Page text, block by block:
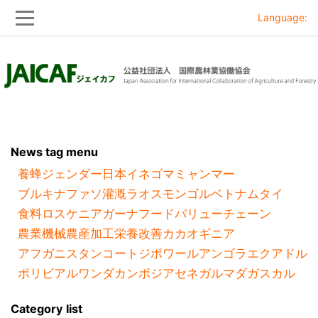
to
to
Language:
News tag menu
養蜂ジェンダー 日本イネゴマ ミャンマー
ブルキナファソ灌漑ラオスモンゴルベトナムタイ
食料ロスケニアガーナフードバリューチェーン
農業機械農産加工栄養改善カカオギニア
アフガニスタンコートジボワールアンゴラ エクアドル
ボリビアルワンダカンボジアセネガルマダガスカル
Category list